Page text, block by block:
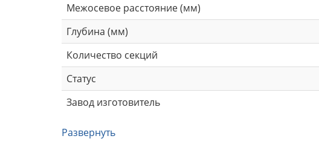
Межосевое расстояние (мм)
Глубина (мм)
Количество секций
Статус
Завод изготовитель
Развернуть